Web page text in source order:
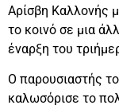
Αρίσβη Καλλονής
το κοινό σε μια
έναρξη του
Ο παρουσιαστής
καλωσόρισε το